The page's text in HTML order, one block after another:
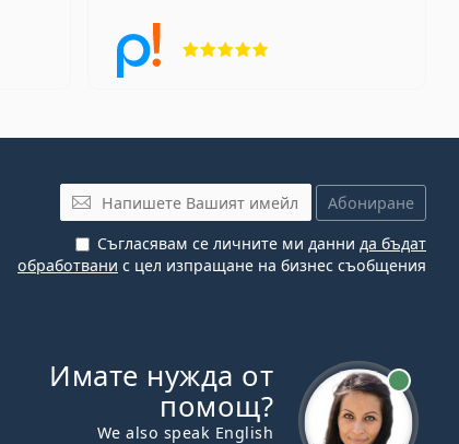
Имейл
Абониране
Съгласявам се личните ми данни да бъдат
обработвани с цел изпращане на бизнес съобщения
Имате нужда от
помощ?
We also speak English